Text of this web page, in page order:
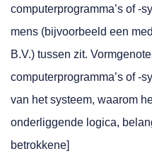
computerprogramma’s of -
mens (bijvoorbeeld een
B.V.) tussen zit.
computerprogramma’s of -
van het systeem, waarom
onderliggende logica,
betrokkene]